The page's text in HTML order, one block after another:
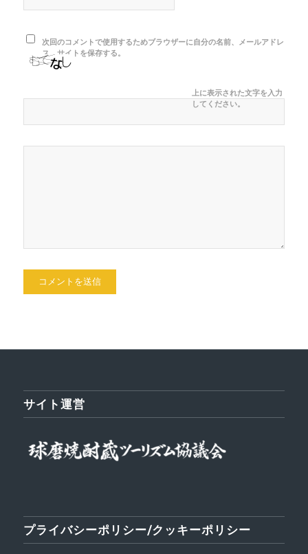
次回のコメントで使用するためブラウザーに自分の名前、メールアドレ
ス、サイトを保存する。
上に表示された文字を入力
してください。
サイト運営
プライバシーポリシー/クッキーポリシー